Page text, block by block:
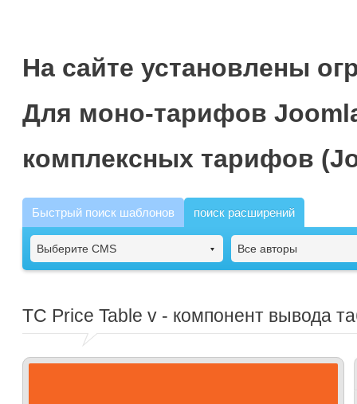
На сайте установлены
Для моно-тарифов
комплексных тарифов
Быстрый поиск шаблонов поиск расширений
Выберите CMS Все авторы
TC Price Table v - компонент вывода